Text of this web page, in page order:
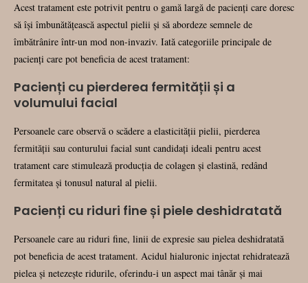
Acest tratament este potrivit pentru o gamă largă de pacienți care doresc
să își îmbunătățească aspectul pielii și să abordeze semnele de
îmbătrânire într-un mod non-invaziv. Iată categoriile principale de
pacienți care pot beneficia de acest tratament:
Pacienți cu pierderea fermității și a
volumului facial
Persoanele care observă o scădere a elasticității pielii, pierderea
fermității sau conturului facial sunt candidați ideali pentru acest
tratament care stimulează producția de colagen și elastină, redând
fermitatea și tonusul natural al pielii.
Pacienți cu riduri fine și piele deshidratată
Persoanele care au riduri fine, linii de expresie sau pielea deshidratată
pot beneficia de acest tratament. Acidul hialuronic injectat rehidratează
pielea și netezește ridurile, oferindu-i un aspect mai tânăr și mai